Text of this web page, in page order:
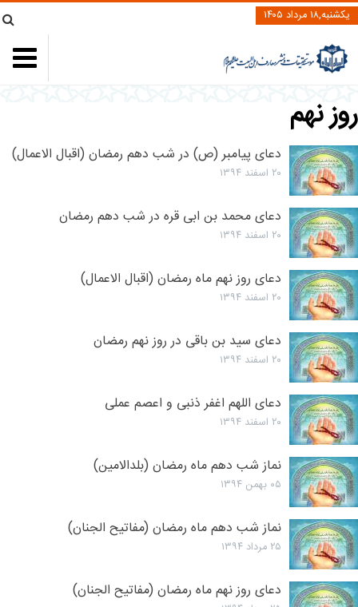
یکشنبه,۱۸ مرداد ۱۴۰۵
روز نهم
دعای پیامبر (ص) در شب دهم رمضان (اقبال الاعمال)
۲۰ اسفند ۱۳۹۴
دعای محمد بن ابی قره در شب دهم رمضان
۲۰ اسفند ۱۳۹۴
دعای روز نهم ماه رمضان (اقبال الاعمال)
۲۰ اسفند ۱۳۹۴
دعای سید بن باقی در روز نهم رمضان
۲۰ اسفند ۱۳۹۴
دعای اللهم اغفر ذنبی و اعصم عملی
۲۰ اسفند ۱۳۹۴
نماز شب دهم ماه رمضان (بلدالامین)
۰۵ بهمن ۱۳۹۴
نماز شب دهم ماه رمضان (مفاتیح الجنان)
۲۵ مرداد ۱۳۹۴
دعای روز نهم ماه رمضان (مفاتیح الجنان)